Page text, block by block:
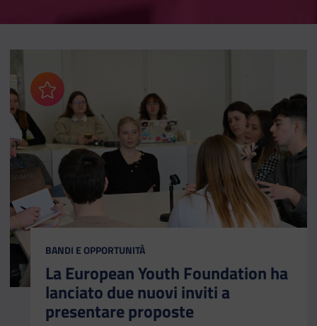
Aggiungi ai preferiti
CATEGORIA:
BANDI E OPPORTUNITÀ
La European Youth Foundation ha
lanciato due nuovi inviti a
presentare proposte